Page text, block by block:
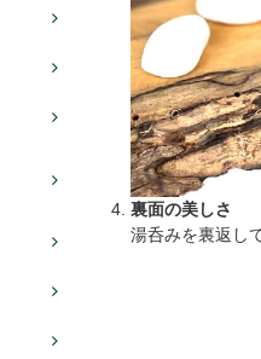
裏面の美しさ
湯呑みを裏返し